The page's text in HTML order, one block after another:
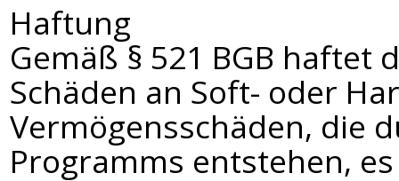
Haftung
Gemäß § 521 BGB
Schäden an Soft- oder
Vermögensschäden, die
Programms entstehen,